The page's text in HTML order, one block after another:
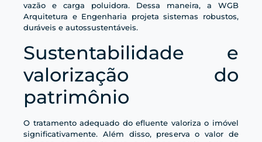
vazão e carga poluidora. Dessa maneira, a WGB
Arquitetura e Engenharia projeta sistemas robustos,
duráveis e autossustentáveis.
Sustentabilidade e
valorização do
patrimônio
O tratamento adequado do efluente valoriza o imóvel
significativamente. Além disso, preserva o valor de